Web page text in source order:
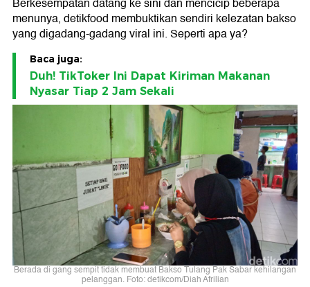
Berkesempatan datang ke sini dan mencicip beberapa
menunya, detikfood membuktikan sendiri kelezatan bakso
yang digadang-gadang viral ini. Seperti apa ya?
Baca juga:
Duh! TikToker Ini Dapat Kiriman Makanan
Nyasar Tiap 2 Jam Sekali
Berada di gang sempit tidak membuat Bakso Tulang Pak Sabar kehilangan
pelanggan. Foto: detikcom/Diah Afrilian